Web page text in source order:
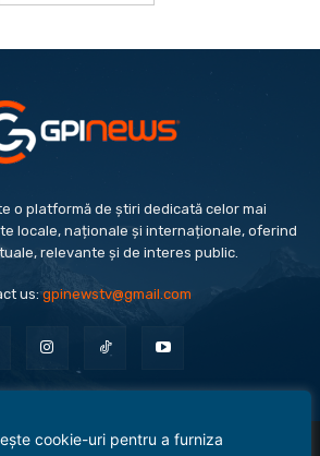
cookie-uri pentru a furniza
o platformă de știri dedicată celor mai
locale, naționale și internaționale, oferind
relevante și de interes public.
us:gpinewstv@gmail.com
Economie Social
Sport